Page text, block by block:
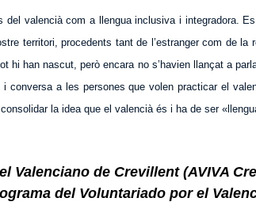
del valencià com a llengua inclusiva i integradora.
territori, procedents tant de l’estranger com de la
hi han nascut, però encara no s’havien llançat a
conversa a les persones que volen practicar el
la idea que el valencià és i ha de ser
Valenciano de Crevillent (AVIVA
del Voluntariado por el